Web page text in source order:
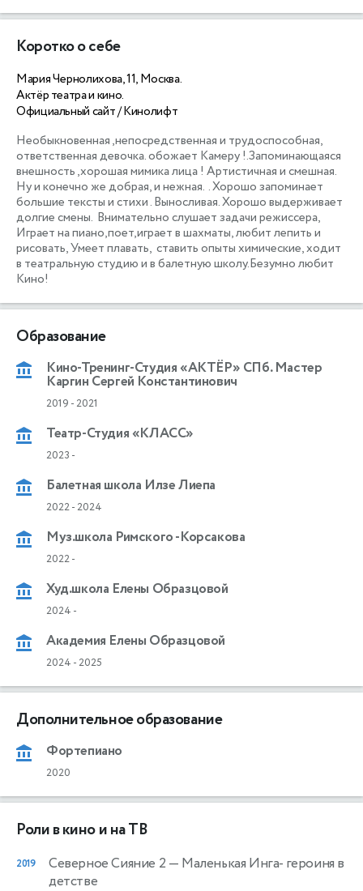
Коротко о себе
Мария Чернолихова, 11, Москва.
Актёр театра и кино.
Официальный сайт / Кинолифт
Необыкновенная ,непосредственная и трудоспособная,
ответственная девочка. обожает Камеру !.Запоминающаяся
внешность ,хорошая мимика лица ! Артистичная и смешная.
Ну и конечно же добрая, и нежная.  . Хорошо запоминает
большие тексты и стихи . Выносливая. Хорошо выдерживает
долгие смены.  Внимательно слушает задачи режиссера,
Играет на пиано,поет,играет в шахматы, любит лепить и
рисовать, Умеет плавать,  ставить опыты химические, ходит
в театральную студию и в балетную школу.Безумно любит
Кино!
Образование
Кино-Тренинг-Студия «АКТЁР» СПб. Мастер
Каргин Сергей Константинович
2019 - 2021
Театр-Студия «КЛАСС»
2023 -
Балетная школа Илзе Лиепа
2022- 2024
Муз.школа Римского -Корсакова
2022-
Худ.школа Елены Образцовой
2024 -
Академия Елены Образцовой
2024 - 2025
Дополнительное образование
Фортепиано
2020
Роли в кино и на ТВ
2019 Северное Сияние 2 — Маленькая Инга- героиня в
детстве